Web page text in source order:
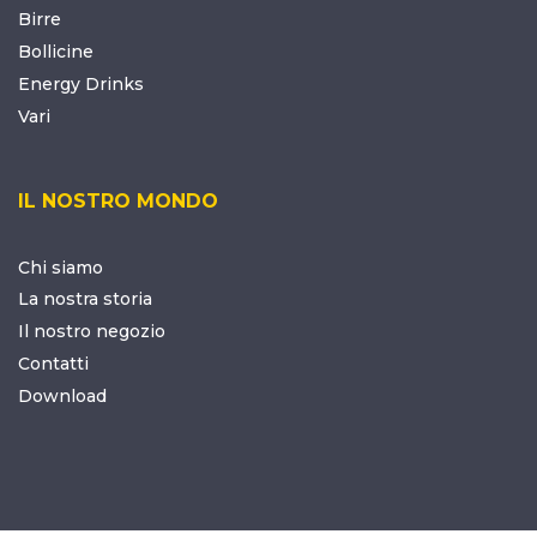
Birre
Bollicine
Energy Drinks
Vari
IL NOSTRO MONDO
Chi siamo
La nostra storia
Il nostro negozio
Contatti
Download